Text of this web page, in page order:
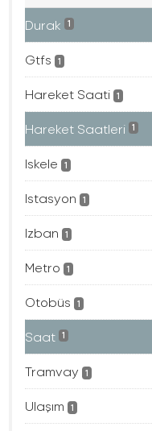
Durak 1
Gtfs 1
Hareket Saati 1
Hareket Saatleri 1
Iskele 1
Istasyon 1
Izban 1
Metro 1
Otobüs 1
Saat 1
Tramvay 1
Ulaşım 1